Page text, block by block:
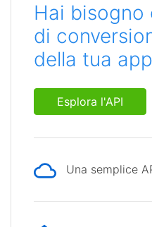
Hai bisogno
di
della tua
Esplora l'API
Una semplice